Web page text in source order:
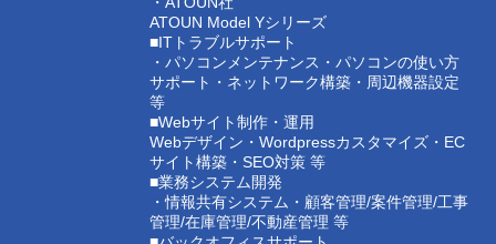
ATOUN Model Yシリーズ
■ITトラブルサポート
・パソコンメンテナンス・パソコンの使い方
サポート・ネットワーク構築・周辺機器設定
等
■Webサイト制作・運用
Webデザイン・Wordpressカスタマイズ・EC
サイト構築・SEO対策 等
■業務システム開発
・情報共有システム・顧客管理/案件管理/工事
管理/在庫管理/不動産管理 等